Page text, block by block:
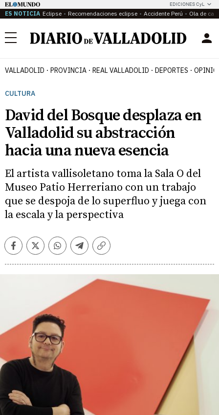
EDICIONES CyL
ES NOTICIA Eclipse Recomendaciones eclipse Accidente Perú Ola de
Menú
VALLADOLID PROVINCIA REAL VALLADOLID DEPORTES
CULTURA
David del Bosque desplaza en
Valladolid su abstracción
hacia una nueva esencia
El artista vallisoletano toma la Sala O del
Museo Patio Herreriano con un trabajo
que se despoja de lo superfluo y juega con
la escala y la perspectiva
FacebookTwitterWhatsappTelegramCopiar